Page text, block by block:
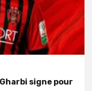
signe pour